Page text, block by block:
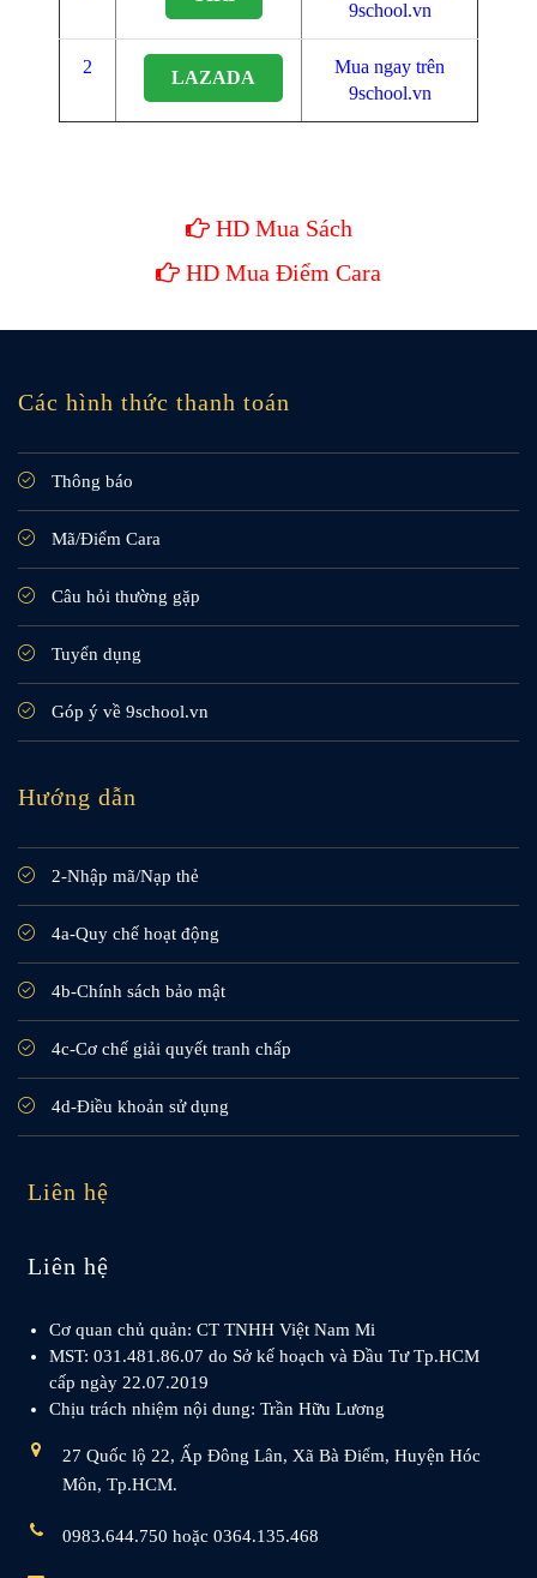
9school.vn
2
LAZADA
Mua ngay trên
9school.vn
HD Mua Sách
HD Mua Điểm Cara
Các hình thức thanh toán
Thông báo
Mã/Điểm Cara
Câu hỏi thường gặp
Tuyển dụng
Góp ý về 9school.vn
Hướng dẫn
2-Nhập mã/Nạp thẻ
4a-Quy chế hoạt động
4b-Chính sách bảo mật
4c-Cơ chế giải quyết tranh chấp
4d-Điều khoản sử dụng
Liên hệ
Liên hệ
Cơ quan chủ quản: CT TNHH Việt Nam Mi
MST: 031.481.86.07 do Sở kế hoạch và Đầu Tư Tp.HCM
cấp ngày 22.07.2019
Chịu trách nhiệm nội dung: Trần Hữu Lương
27 Quốc lộ 22, Ấp Đông Lân, Xã Bà Điểm, Huyện Hóc
Môn, Tp.HCM.
0983.644.750 hoặc 0364.135.468